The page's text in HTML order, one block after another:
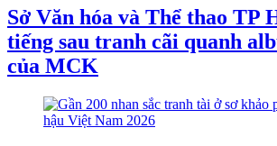
Sở Văn hóa và Thể thao TP
tiếng sau tranh cãi quanh
của MCK